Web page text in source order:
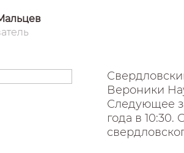
Вероники
Следующее
года в